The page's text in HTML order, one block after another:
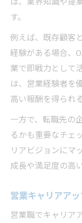
す。
例えば、既存顧客
経験がある場合、
業で即戦力として
は、営業経験者を
高い報酬を得られ
一方で、転職先の
るかも重要なチェ
リアビジョンにマ
成長や満足度の高
営業キャリアア
営業職でキャリア